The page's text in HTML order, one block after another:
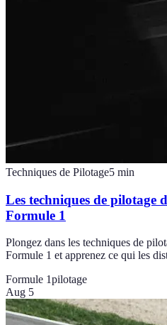
Techniques de Pilotage5 min
Les techniques de pilotage
Formule 1
Plongez dans les techniques de
Formule 1 et apprenez ce qui les
Formule 1pilotage
Aug 5